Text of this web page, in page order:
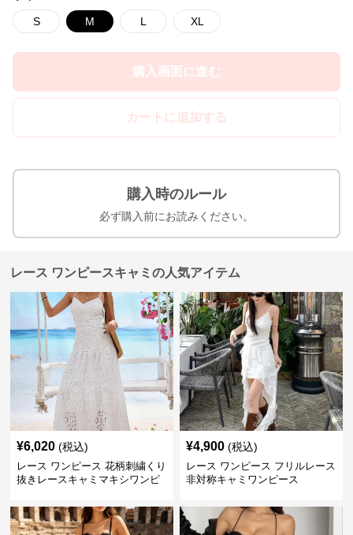
S M L XL
購入画面に進む
カートに追加する
購入時のルール
必ず購入前にお読みください。
レース ワンピースキャミの人気アイテム
¥6,020 (税込)
レース ワンピース 花柄刺繍くり
抜きレースキャミマキシワンピ
¥4,900 (税込)
レース ワンピース フリルレース
非対称キャミワンピース